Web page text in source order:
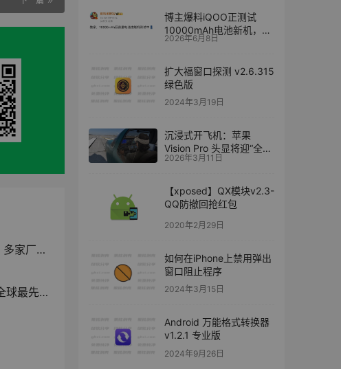
安”赛道
Plane 12
博主爆料iQOO正测试
10000mAh电池新机，多
家厂商入局“万毫安”赛道
2026年6月8日
扩大福窗口探测 v2.6.315
绿色版
2024年3月19日
沉浸式开飞机：苹果
Vision Pro 头显将迎“全球
最先进飞行模拟器” X-
2026年3月11日
【xposed】QX模块v2.3-
QQ防撤回抢红包
2020年2月29日
如何在iPhone上禁用弹出
窗口阻止程序
2024年3月15日
Android 万能格式转换器
v1.2.1 专业版
2024年9月26日